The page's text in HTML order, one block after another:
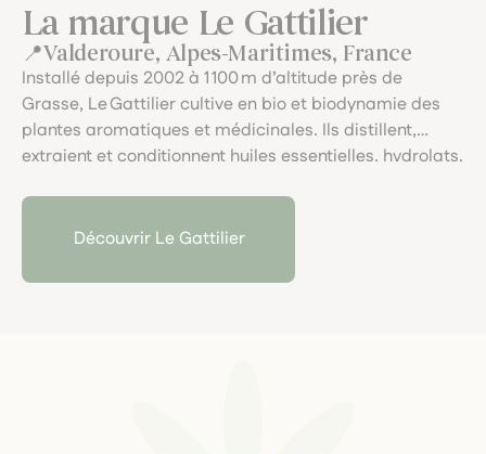
La marque Le Gattilier
Valderoure, Alpes-Maritimes, France
Installé depuis 2002 à 1 100 m d’altitude près de
Grasse, Le Gattilier cultive en bio et biodynamie des
plantes aromatiques et médicinales. Ils distillent,
extraient et conditionnent huiles essentielles, hydrolats,
approche artisanale, sensorielle et exigeante.
Découvrir Le Gattilier